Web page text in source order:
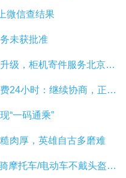
微信查结果
未获批准
丰巢发布紧急通知：由于系统升级，柜机寄件服务北京双向关停
上海首个抵制丰巢小区坚持免费24小时：继续协商，正在自建快递中转站
“一码通乘”
肉厚，英雄自古多磨难
电商头盔涨价！6 月 1 日起，骑摩托车/电动车不戴头盔将被严查